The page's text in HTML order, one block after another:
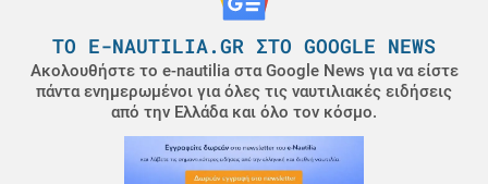
ΤΟ E-NAUTILIA.GR ΣΤΟ GOOGLE NEWS
Ακολουθήστε το e-nautilia στα Google News για να είστε
πάντα ενημερωμένοι για όλες τις ναυτιλιακές ειδήσεις
από την Ελλάδα και όλο τον κόσμο.